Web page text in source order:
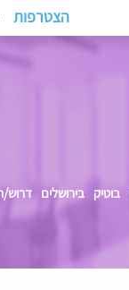
הצטרפות
בירושלים